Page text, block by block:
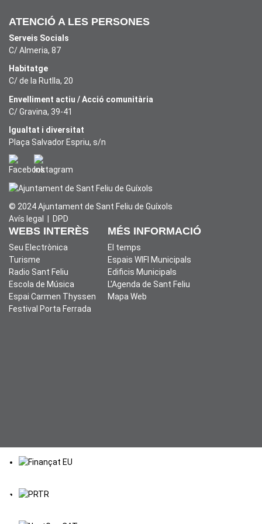
ATENCIÓ A LES PERSONES
Serveis Socials
C/ Almeria, 87
Habitatge
C/ de la Rutlla, 20
Envelliment actiu / Acció comunitària
C/ Gravina, 39-41
Igualtat i diversitat
Plaça Salvador Espriu, s/n
© 2024 Ajuntament de Sant Feliu de Guíxols
Avís legal
DPD
WEBS INTERÈS
Seu Electrònica
Turisme
Radio Sant Feliu
Escola de Música
Espai Carmen Thyssen
Festival Porta Ferrada
MÉS INFORMACIÓ
El temps
Espais WIFI Municipals
Edificis Municipals
L'Agenda de Sant Feliu
Mapa Web